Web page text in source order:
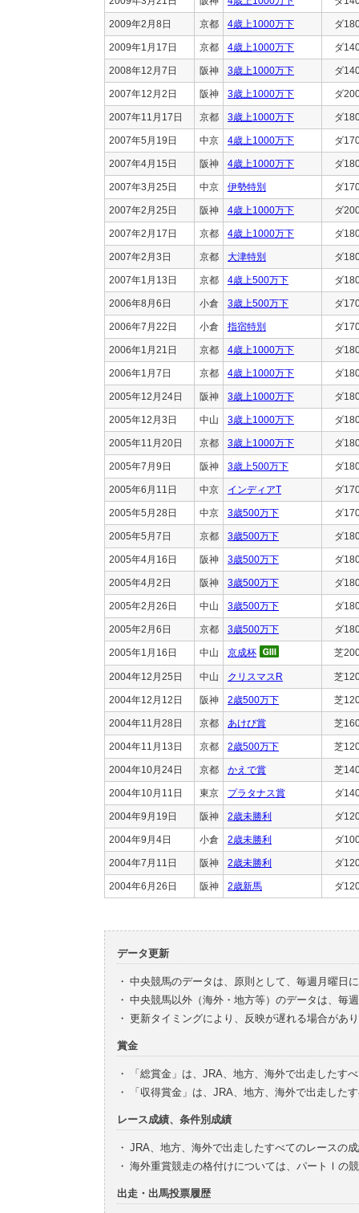
2009年2月8日 京都 4歳上1000万下 ダ
2009年1月17日 京都 4歳上1000万下 ダ
2008年12月7日 阪神 3歳上1000万下 ダ
2007年12月2日 阪神 3歳上1000万下 ダ
2007年11月17日 京都 3歳上1000万下 ダ
2007年5月19日 中京 4歳上1000万下 ダ
2007年4月15日 阪神 4歳上1000万下 ダ
2007年3月25日 中京 伊勢特別 ダ
2007年2月25日 阪神 4歳上1000万下 ダ
2007年2月17日 京都 4歳上1000万下 ダ
2007年2月3日 京都 大津特別 ダ
2007年1月13日 京都 4歳上500万下 ダ
2006年8月6日 小倉 3歳上500万下 ダ
2006年7月22日 小倉 指宿特別 ダ
2006年1月21日 京都 4歳上1000万下 ダ
2006年1月7日 京都 4歳上1000万下 ダ
2005年12月24日 阪神 3歳上1000万下 ダ
2005年12月3日 中山 3歳上1000万下 ダ
2005年11月20日 京都 3歳上1000万下 ダ
2005年7月9日 阪神 3歳上500万下 ダ
2005年6月11日 中京 インディアT ダ
2005年5月28日 中京 3歳500万下 ダ
2005年5月7日 京都 3歳500万下 ダ
2005年4月16日 阪神 3歳500万下 ダ
2005年4月2日 阪神 3歳500万下 ダ
2005年2月26日 中山 3歳500万下 ダ
2005年2月6日 京都 3歳500万下 ダ
2005年1月16日 中山 京成杯 芝
2004年12月25日 中山 クリスマスR 芝
2004年12月12日 阪神 2歳500万下 芝
2004年11月28日 京都 あけび賞 芝
2004年11月13日 京都 2歳500万下 芝
2004年10月24日 京都 かえで賞 芝
2004年10月11日 東京 プラタナス賞 ダ
2004年9月19日 阪神 2歳未勝利 ダ
2004年9月4日 小倉 2歳未勝利 ダ
2004年7月11日 阪神 2歳未勝利 ダ
2004年6月26日 阪神 2歳新馬 ダ
データ更新
・ 中央競馬のデータは、原則として、毎週月曜日
・ 中央競馬以外（海外・地方等）のデータは、毎
・ 更新タイミングにより、反映が遅れる場合があ
賞金
・
「総賞金」は、JRA、地方、海外で出走したす
・
「収得賞金」は、JRA、地方、海外で出走した
レース成績、条件別成績
・ JRA、地方、海外で出走したすべてのレースの
・ 海外重賞競走の格付けについては、パートⅠの
出走・出馬投票履歴